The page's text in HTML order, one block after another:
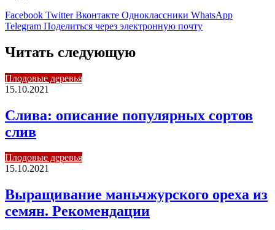
Facebook Twitter Вконтакте Одноклассники WhatsApp
Telegram Поделиться через электронную почту
Читать следующую
Плодовые деревья
15.10.2021
Слива: описание популярных сортов
слив
Плодовые деревья
15.10.2021
Выращивание маньчжурского ореха из
семян. Рекомендации